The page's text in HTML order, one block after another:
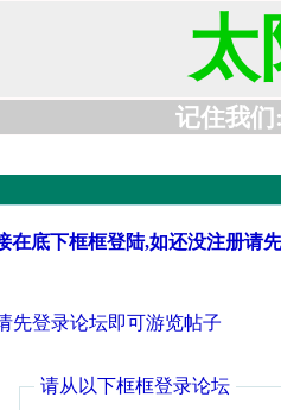
太
记住我们
在底下框框登陆,如还没注册请
先登录论坛即可游览帖子
请从以下框框登录论坛